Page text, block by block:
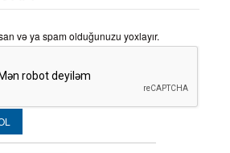
və ya spam olduğunuzu yoxlayır.